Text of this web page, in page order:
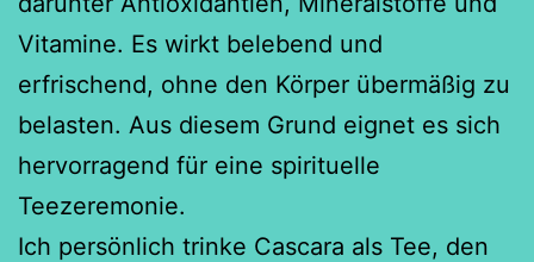
Vitamine. Es wirkt belebend und
erfrischend, ohne den Körper übermäßig zu
belasten. Aus diesem Grund eignet es sich
hervorragend für eine spirituelle
Teezeremonie.
Ich persönlich trinke Cascara als Tee, den